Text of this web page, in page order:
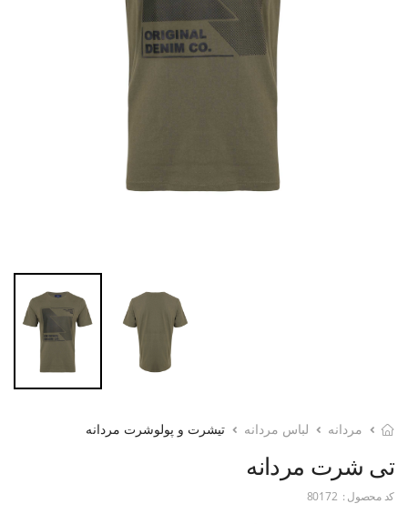
مردانه لباس مردانه تیشرت و پولوشرت مردانه
تی شرت مردانه
کد محصول : 80172